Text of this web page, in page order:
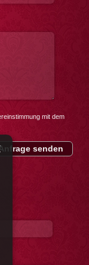
mit dem
senden